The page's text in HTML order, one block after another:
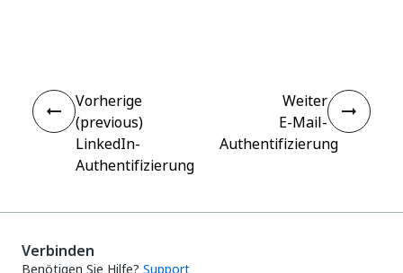
Vorherige
(previous)
LinkedIn-
Authentifizierung
Weiter
E-Mail-
Authentifizierung
Verbinden
Benötigen Sie Hilfe? Support